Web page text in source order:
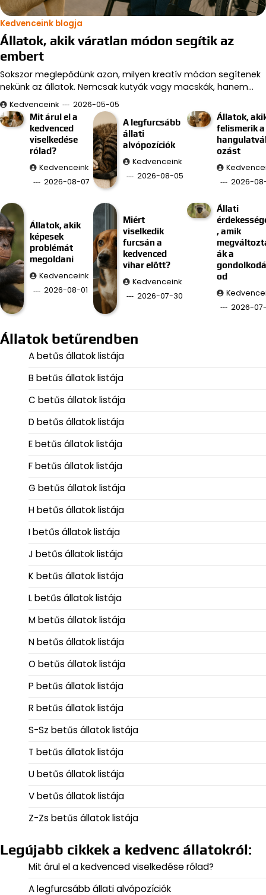
Kedvenceink blogja
Állatok, akik váratlan módon segítik az
embert
Sokszor meglepődünk azon, milyen kreatív módon segítenek
nekünk az állatok. Nemcsak kutyák vagy macskák, hanem…
Kedvenceink
2026-05-05
Mit árul el a
kedvenced
viselkedése
rólad?
Kedvenceink
2026-08-07
A legfurcsább
állati
alvópozíciók
Kedvenceink
2026-08-05
Állatok,
felismerik a
ozást
2026-
Állatok, akik
képesek
problémát
megoldani
Kedvenceink
2026-08-01
Miért
viselkedik
furcsán a
kedvenced
vihar előtt?
Kedvenceink
2026-07-30
Állati
, amik
ák a
od
2026-
Állatok betűrendben
A betűs állatok listája
B betűs állatok listája
C betűs állatok listája
D betűs állatok listája
E betűs állatok listája
F betűs állatok listája
G betűs állatok listája
H betűs állatok listája
I betűs állatok listája
J betűs állatok listája
K betűs állatok listája
L betűs állatok listája
M betűs állatok listája
N betűs állatok listája
O betűs állatok listája
P betűs állatok listája
R betűs állatok listája
S-Sz betűs állatok listája
T betűs állatok listája
U betűs állatok listája
V betűs állatok listája
Z-Zs betűs állatok listája
Legújabb cikkek a kedvenc állatokról:
Mit árul el a kedvenced viselkedése rólad?
A legfurcsább állati alvópozíciók